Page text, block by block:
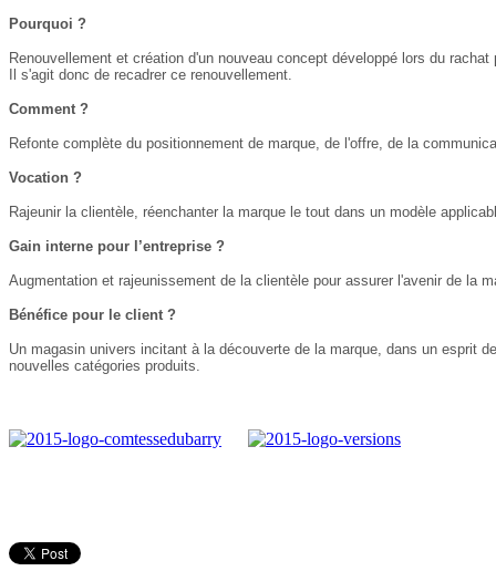
Pourquoi ?
Renouvellement et création d'un nouveau concept développé lors du
Il s'agit donc de recadrer ce renouvellement.
Comment ?
Refonte complète du positionnement de marque, de l'offre, de la
Vocation ?
Rajeunir la clientèle, réenchanter la marque le tout dans un modèle
Gain interne pour l’entreprise ?
Augmentation et rajeunissement de la clientèle pour assurer l'avenir de la
Bénéfice pour le client ?
Un magasin univers incitant à la découverte de la marque, dans un esprit
nouvelles catégories produits.